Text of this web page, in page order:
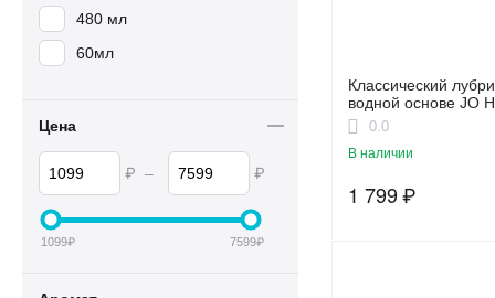
Классический
водной основе JO
0.0
В наличии
1 799₽
480 мл
60мл
Цена
₽ – ₽
1099₽ 7599₽